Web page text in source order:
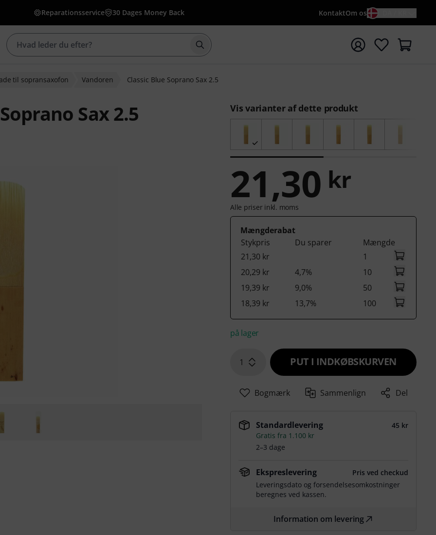
Reparationsservice 30 Dages Money Back KontaktOm os
Start søgning med søgeord {searchTerm}
til sopransaxofon Vandoren Classic Blue Soprano Sax 2.5
Sax 2.5 Vis varianter af dette produkt
21,30 kr
Alle priser inkl. moms
Mængderabat
Stykpris
Du sparer
Mængde
21,30 kr
1
20,29 kr
4,7%
10
19,39 kr
9,0%
50
18,39 kr
13,7% 100
på lager
1 PUT I INDKØBSKURVEN
Bogmærk Sammenlign Del
Standardlevering
45 kr
Gratis fra 1.100 kr
2–3 dage
Ekspreslevering
Pris ved checkud
Leveringsdato og forsendelsesomkostninger
beregnes ved kassen.
Information om levering